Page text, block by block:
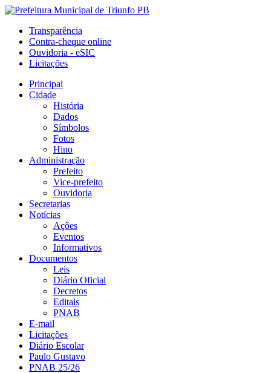
Transparência
Contra-cheque online
Ouvidoria - eSIC
Licitações
Principal
Cidade
História
Dados
Símbolos
Fotos
Hino
Administração
Prefeito
Vice-prefeito
Ouvidoria
Secretarias
Notícias
Ações
Eventos
Informativos
Documentos
Leis
Diário Oficial
Decretos
Editais
PNAB
E-mail
Licitações
Diário Escolar
Paulo Gustavo
PNAB 25/26